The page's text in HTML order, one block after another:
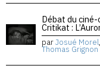
Débat du ciné-
Critikat :
parJosué Morel,
Thomas Grignon